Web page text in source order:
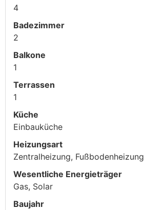
4
Badezimmer
2
Balkone
1
Terrassen
1
Küche
Einbauküche
Heizungsart
Zentralheizung, Fußbodenheizung
Wesentliche Energieträger
Gas, Solar
Baujahr